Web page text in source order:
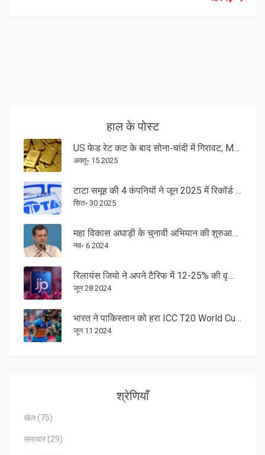
हाल के पोस्ट
US फेड रेट कट के बाद सोना‑चांदी में गिरावट, MCX पर कीमतें 18‑सितंबर को गिरें
अक्तू॰ 15 2025
टाटा समूह की 4 कंपनियों ने जून 2025 में रिकॉर्ड डेट के साथ उच्च लाभांश की घोषणा की
सित॰ 30 2025
महा विकास अघाड़ी के चुनावी अभियान की शुरुआत: राहुल गांधी का विदर्भ दौरा
नव॰ 6 2024
रिलायंस जियो ने अपने टैरिफ में 12-25% की वृद्धि की, जानें नए प्रीपेड और पोस्टपेड प्लान्स
जून 28 2024
भारत ने पाकिस्तान को हरा ICC T20 World Cup 2024 में जीता रोमांचक मुकाबला
जून 11 2024
श्रेणियाँ
खेल (75)
समाचार (29)